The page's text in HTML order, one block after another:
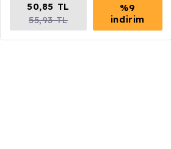
50,85 TL
55,93 TL
%9
indirim